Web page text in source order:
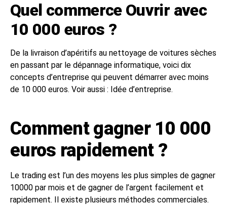
Quel commerce Ouvrir avec
10 000 euros ?
De la livraison d’apéritifs au nettoyage de voitures sèches
en passant par le dépannage informatique, voici dix
concepts d’entreprise qui peuvent démarrer avec moins
de 10 000 euros. Voir aussi : Idée d’entreprise.
Comment gagner 10 000
euros rapidement ?
Le trading est l’un des moyens les plus simples de gagner
10000 par mois et de gagner de l’argent facilement et
rapidement. Il existe plusieurs méthodes commerciales.